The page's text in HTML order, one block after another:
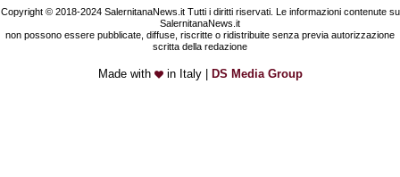
Copyright © 2018-2024 SalernitanaNews.it Tutti i diritti riservati. Le informazioni contenute su
SalernitanaNews.it
non possono essere pubblicate, diffuse, riscritte o ridistribuite senza previa autorizzazione
scritta della redazione
Made with in Italy | DS Media Group